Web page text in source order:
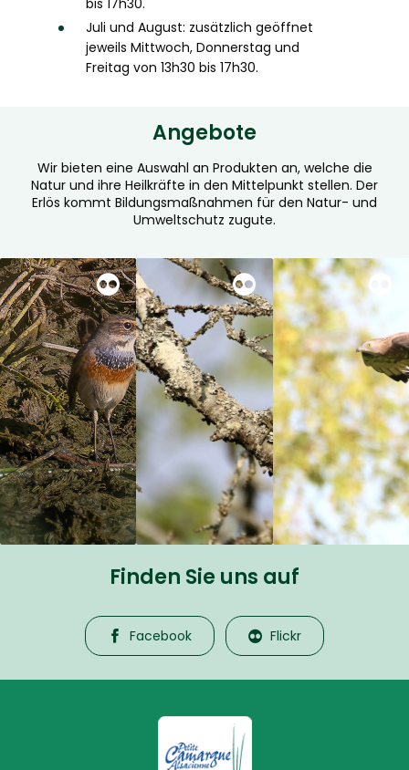
bis 17h30.
Juli und August: zusätzlich geöffnet
jeweils Mittwoch, Donnerstag und
Freitag von 13h30 bis 17h30.
Angebote
Wir bieten eine Auswahl an Produkten an, welche die
Natur und ihre Heilkräfte in den Mittelpunkt stellen. Der
Erlös kommt Bildungsmaßnahmen für den Natur- und
Umweltschutz zugute.
Finden Sie uns auf
Facebook Flickr
La Petite Camargue